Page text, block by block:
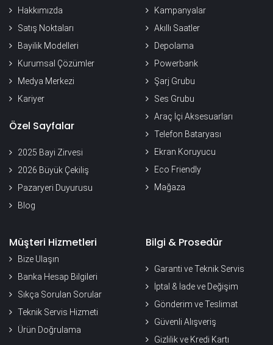
Hakkımızda
Satış Noktaları
Bayilik Modelleri
Kurumsal Çözümler
Medya Merkezi
Kariyer
Özel Sayfalar
2025 Bayi Zirvesi
2026 Büyük Çekiliş
Pazaryeri Duyurusu
Blog
Kampanyalar
Akıllı Saatler
Depolama
Powerbank
Şarj Grubu
Ses Grubu
Araç İçi Aksesuarları
Telefon Bataryası
Ekran Koruyucu
Eco Friendly
Mağaza
Müşteri Hizmetleri
Bize Ulaşın
Banka Hesap Bilgileri
Sıkça Sorulan Sorular
Teknik Servis Hizmeti
Ürün Doğrulama
Bilgi & Prosedür
Garanti ve Teknik Servis
İptal & İade ve Değişim
Gönderim ve Teslimat
Güvenli Alışveriş
Gizlilik ve Kredi Kartı